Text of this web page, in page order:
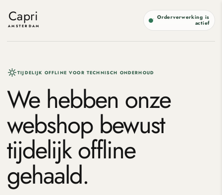
naar de
content
Capri
AMSTERDAM
Orderverwerking is
actief
TIJDELIJK OFFLINE VOOR TECHNISCH ONDERHOUD
We hebben onze
webshop bewust
tijdelijk offline
gehaald.